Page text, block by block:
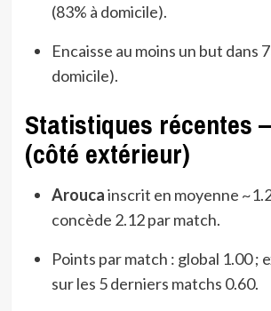
(83% à domicile).
Encaisse au moins un but dans
domicile).
Statistiques récentes
(côté extérieur)
Aroucainscrit en moyenne
concède 2.12 par match.
Points par match : global 1.00 ;
sur les 5 derniers matchs 0.60.